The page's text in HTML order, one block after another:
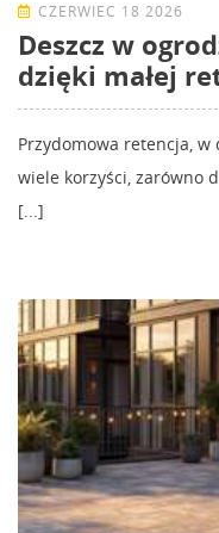
CZERWIEC 18 2026
Deszcz w
dzięki małej
Przydomowa retencja,
wiele korzyści, zarówno
[...]